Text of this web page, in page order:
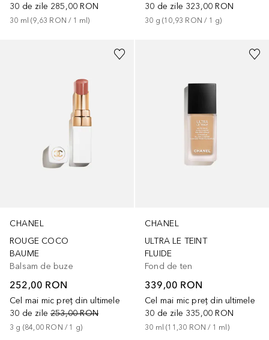
30 de zile 285,00 RON
30 ml (9,63 RON / 1 ml)
30 de zile 323,00 RON
30 g (10,93 RON / 1 g)
CHANEL
ROUGE COCO
BAUME
Balsam de buze
252,00 RON
Cel mai mic preț din ultimele
30 de zile 253,00 RON
3 g (84,00 RON / 1 g)
+ 8
CHANEL
ULTRA LE TEINT
FLUIDE
Fond de ten
339,00 RON
Cel mai mic preț din ultimele
30 de zile 335,00 RON
30 ml (11,30 RON / 1 ml)
+
+9 +